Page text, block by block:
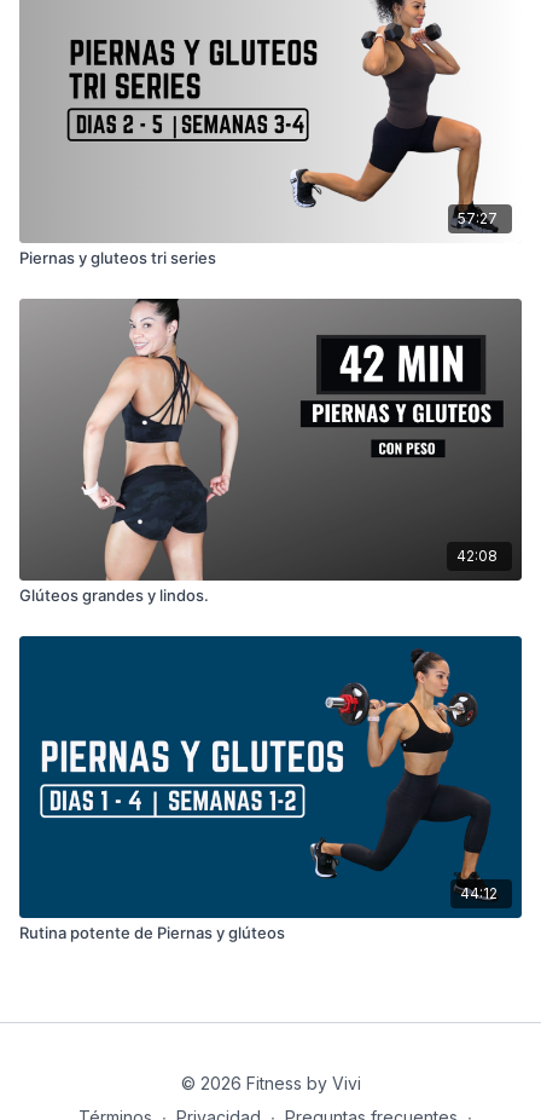
57:27
Piernas y gluteos tri series
42:08
Glúteos grandes y lindos.
44:12
Rutina potente de Piernas y glúteos
© 2026 Fitness by Vivi